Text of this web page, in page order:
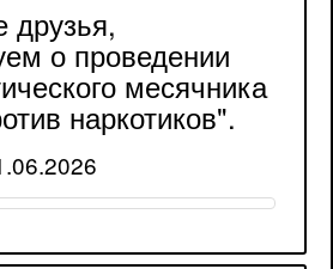
о проведении
месячника
наркотиков".